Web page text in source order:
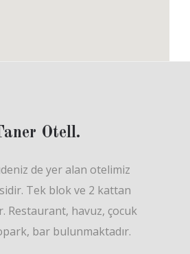
Otell.
de yer alan otelimiz
Tek blok ve 2 kattan
Restaurant, havuz, çocuk
bar bulunmaktadır.